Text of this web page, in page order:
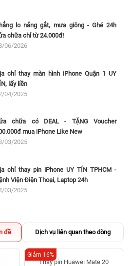
lo nắng gắt, mưa giông - Ghé 24h
chữa chỉ từ 24.000đ!
06/2026
chỉ thay màn hình iPhone Quận 1 UY
lấy liền
04/2025
chữa có DEAL - TẶNG Voucher
mua iPhone Like New
03/2025
chỉ thay pin iPhone UY TÍN TPHCM -
Viện Điện Thoại, Laptop 24h
03/2025
đề Dịch vụ liên quan theo dòng
Thay pin Huawei Mate 20
Giảm 16%